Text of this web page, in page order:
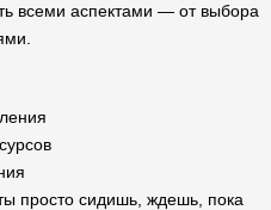
всеми аспектами — от выбора
просто сидишь, ждешь, пока